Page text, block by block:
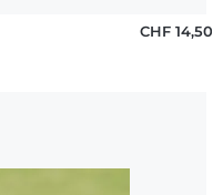
CHF 14,50